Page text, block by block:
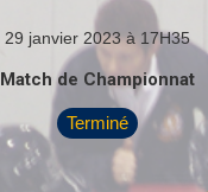
29 janvier 2023 à 17H35
Match de Championnat
Terminé